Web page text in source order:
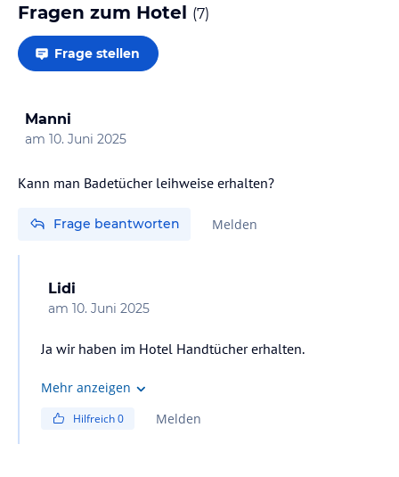
Fragen zum Hotel (7)
Frage stellen
Manni
am 10. Juni 2025
Kann man Badetücher leihweise erhalten?
Frage beantworten Melden
Lidi
am 10. Juni 2025
Ja wir haben im Hotel Handtücher erhalten.
Mehr anzeigen
Hilfreich0 Melden